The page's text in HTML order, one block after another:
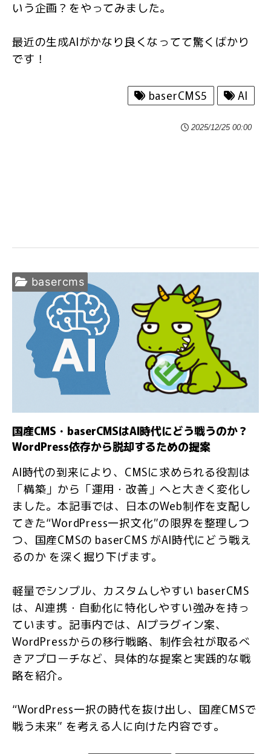
いう企画？をやってみました。
最近の生成AIがかなり良くなってて驚くばかり
です！
baserCMS5 AI
2025/12/25 00:00
basercms
国産CMS・baserCMSはAI時代にどう戦うのか？
WordPress依存から脱却するための提案
AI時代の到来により、CMSに求められる役割は
「構築」から「運用・改善」へと大きく変化し
ました。本記事では、日本のWeb制作を支配し
てきた“WordPress一択文化”の限界を整理しつ
つ、国産CMSの baserCMS がAI時代にどう戦え
るのか を深く掘り下げます。
軽量でシンプル、カスタムしやすい baserCMS
は、AI連携・自動化に特化しやすい強みを持っ
ています。記事内では、AIプラグイン案、
WordPressからの移行戦略、制作会社が取るべ
きアプローチなど、具体的な提案と実践的な戦
略を紹介。
“WordPress一択の時代を抜け出し、国産CMSで
戦う未来” を考える人に向けた内容です。